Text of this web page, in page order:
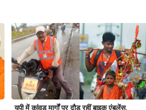
यूपी में कांवड़ मार्गों पर दौड़ रहीं बाइक एंबुलेंस,